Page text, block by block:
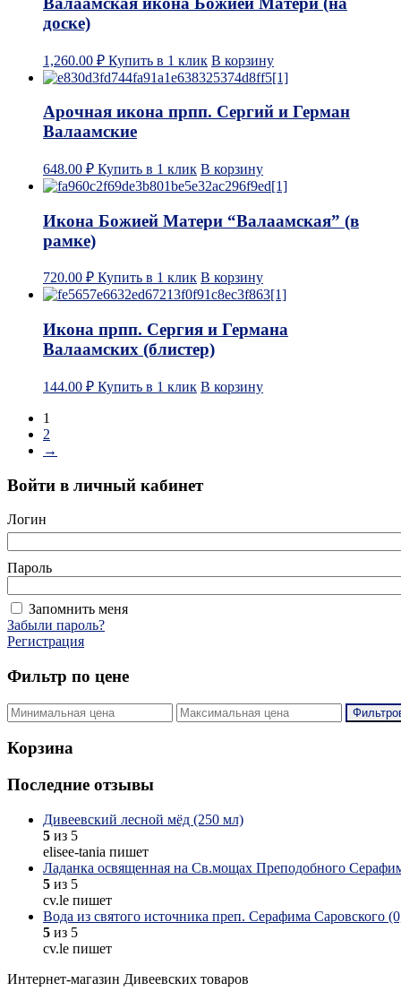
доске)
1,260.00 ₽ Купить в 1 клик В корзину
Арочная икона прпп. Сергий и Герман
Валаамские
648.00 ₽ Купить в 1 клик В корзину
Икона Божией Матери “Валаамская” (в
рамке)
720.00 ₽ Купить в 1 клик В корзину
Икона прпп. Сергия и Германа
Валаамских (блистер)
144.00 ₽ Купить в 1 клик В корзину
1
2
→
Войти в личный кабинет
Логин
Пароль
Запомнить меня
Забыли пароль?
Регистрация
Фильтр по цене
Корзина
Последние отзывы
Дивеевский лесной мёд (250 мл)
5 из 5
elisee-tania пишет
Ладанка освященная на Св.мощах Преподобного
5 из 5
cv.le пишет
Вода из святого источника преп. Серафима Саровского
5 из 5
cv.le пишет
Интернет-магазин Дивеевских товаров